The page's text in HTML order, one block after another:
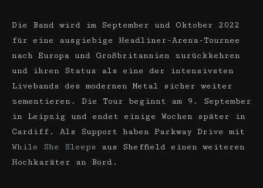
Die Band wird im September und Oktober 2022
für eine ausgiebige Headliner-Arena-Tournee
nach Europa und Großbritannien zurückkehren
und ihren Status als eine der intensivsten
Livebands des modernen Metal sicher weiter
zementieren. Die Tour beginnt am 9. September
in Leipzig und endet einige Wochen später in
Cardiff. Als Support haben Parkway Drive mit
While She Sleeps
aus Sheffield einen weiteren
Hochkaräter an Bord.